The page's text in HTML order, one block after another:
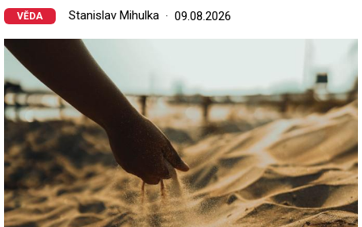
VĚDA Stanislav Mihulka 09.08.2026
Image